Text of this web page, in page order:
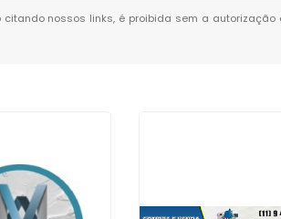
nossos links, é proibida sem a autorização